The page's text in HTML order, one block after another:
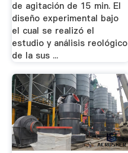
de agitación de 15 min. El
diseño experimental bajo
el cual se realizó el
estudio y análisis reológico
de la sus ...